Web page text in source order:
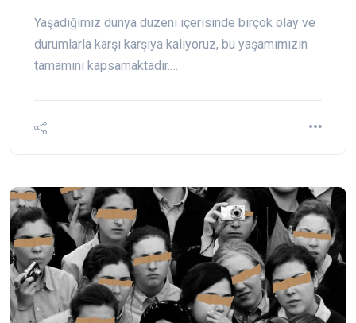
Yaşadığımız dünya düzeni içerisinde birçok olay ve
durumlarla karşı karşıya kalıyoruz, bu yaşamımızın
tamamını kapsamaktadır.…